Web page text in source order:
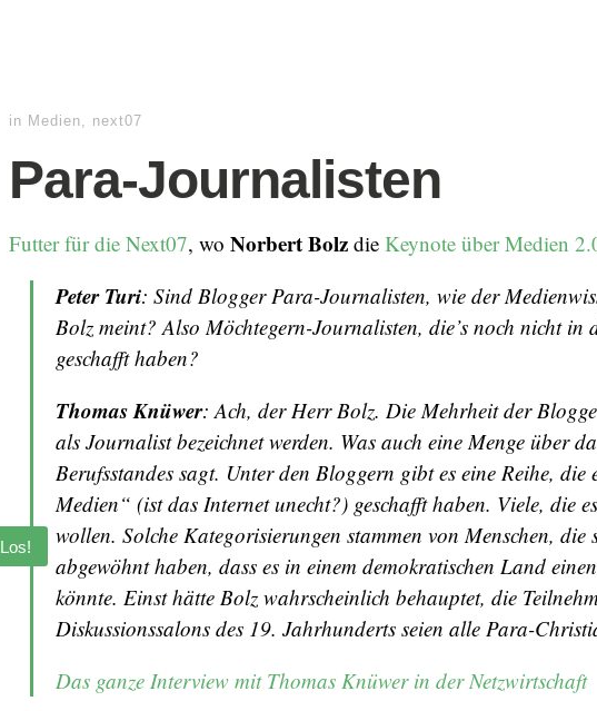
in Medien, next07
Para-Journalisten
Futter für die Next07, wo Norbert Bolz die Keynote über Medien
Peter Turi: Sind Blogger Para-Journalisten, wie der
Bolz meint? Also Möchtegern-Journalisten, die’s noch nicht in
geschafft haben?
Thomas Knüwer: Ach, der Herr Bolz. Die Mehrheit der
als Journalist bezeichnet werden. Was auch eine Menge über
Berufsstandes sagt. Unter den Bloggern gibt es eine Reihe, die
Medien“ (ist das Internet unecht?) geschafft haben. Viele, die
wollen. Solche Kategorisierungen stammen von Menschen, die
abgewöhnt haben, dass es in einem demokratischen Land
könnte. Einst hätte Bolz wahrscheinlich behauptet, die
Diskussionssalons des 19. Jahrhunderts seien alle Para-
Das ganze Interview mit Thomas Knüwer in der Netzwirtschaft
Los!